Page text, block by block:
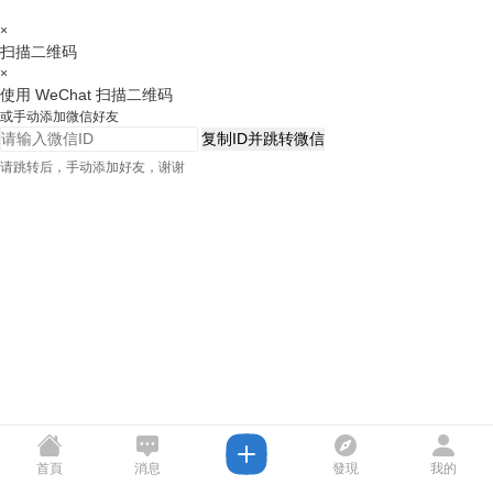
×
扫描二维码
×
使用 WeChat 扫描二维码
或手动添加微信好友
复制ID并跳转微信
请跳转后，手动添加好友，谢谢
首頁 消息 發現 我的